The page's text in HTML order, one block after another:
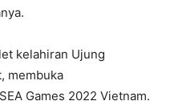
kelahiran Ujung
membuka
Games 2022 Vietnam.